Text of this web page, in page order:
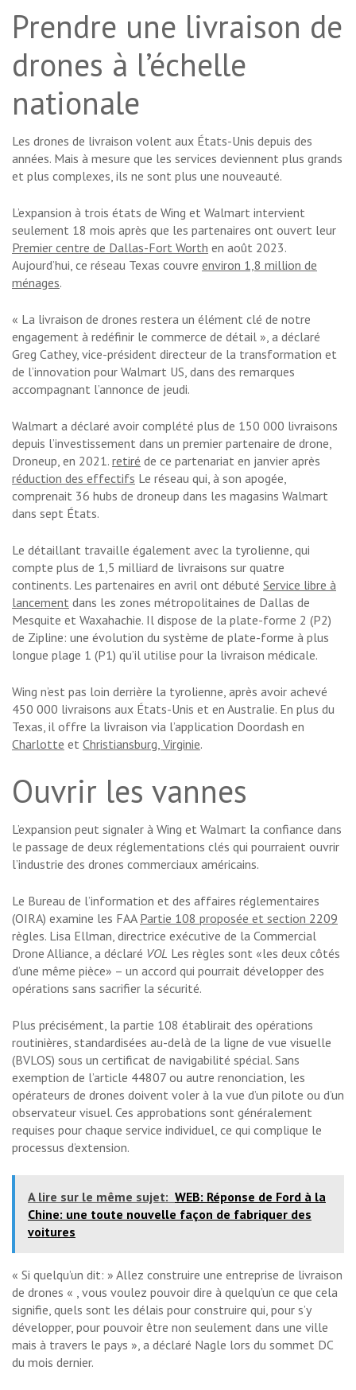
Prendre une livraison de
drones à l’échelle
nationale
Les drones de livraison volent aux États-Unis depuis des
années. Mais à mesure que les services deviennent plus grands
et plus complexes, ils ne sont plus une nouveauté.
L’expansion à trois états de Wing et Walmart intervient
seulement 18 mois après que les partenaires ont ouvert leur
Premier centre de Dallas-Fort Worth en août 2023.
Aujourd’hui, ce réseau Texas couvre environ 1,8 million de
ménages.
« La livraison de drones restera un élément clé de notre
engagement à redéfinir le commerce de détail », a déclaré
Greg Cathey, vice-président directeur de la transformation et
de l’innovation pour Walmart US, dans des remarques
accompagnant l’annonce de jeudi.
Walmart a déclaré avoir complété plus de 150 000 livraisons
depuis l’investissement dans un premier partenaire de drone,
Droneup, en 2021. retiré de ce partenariat en janvier après
réduction des effectifs Le réseau qui, à son apogée,
comprenait 36 ​​hubs de droneup dans les magasins Walmart
dans sept États.
Le détaillant travaille également avec la tyrolienne, qui
compte plus de 1,5 milliard de livraisons sur quatre
continents. Les partenaires en avril ont débuté Service libre à
lancement dans les zones métropolitaines de Dallas de
Mesquite et Waxahachie. Il dispose de la plate-forme 2 (P2)
de Zipline: une évolution du système de plate-forme à plus
longue plage 1 (P1) qu’il utilise pour la livraison médicale.
Wing n’est pas loin derrière la tyrolienne, après avoir achevé
450 000 livraisons aux États-Unis et en Australie. En plus du
Texas, il offre la livraison via l’application Doordash en
Charlotte et Christiansburg, Virginie.
Ouvrir les vannes
L’expansion peut signaler à Wing et Walmart la confiance dans
le passage de deux réglementations clés qui pourraient ouvrir
l’industrie des drones commerciaux américains.
Le Bureau de l’information et des affaires réglementaires
(OIRA) examine les FAA Partie 108 proposée et section 2209
règles. Lisa Ellman, directrice exécutive de la Commercial
Drone Alliance, a déclaré VOL Les règles sont «les deux côtés
d’une même pièce» – un accord qui pourrait développer des
opérations sans sacrifier la sécurité.
Plus précisément, la partie 108 établirait des opérations
routinières, standardisées au-delà de la ligne de vue visuelle
(BVLOS) sous un certificat de navigabilité spécial. Sans
exemption de l’article 44807 ou autre renonciation, les
opérateurs de drones doivent voler à la vue d’un pilote ou d’un
observateur visuel. Ces approbations sont généralement
requises pour chaque service individuel, ce qui complique le
processus d’extension.
A lire sur le même sujet: WEB: Réponse de Ford à la
Chine: une toute nouvelle façon de fabriquer des
voitures
« Si quelqu’un dit: » Allez construire une entreprise de livraison
de drones « , vous voulez pouvoir dire à quelqu’un ce que cela
signifie, quels sont les délais pour construire qui, pour s’y
développer, pour pouvoir être non seulement dans une ville
mais à travers le pays », a déclaré Nagle lors du sommet DC
du mois dernier.